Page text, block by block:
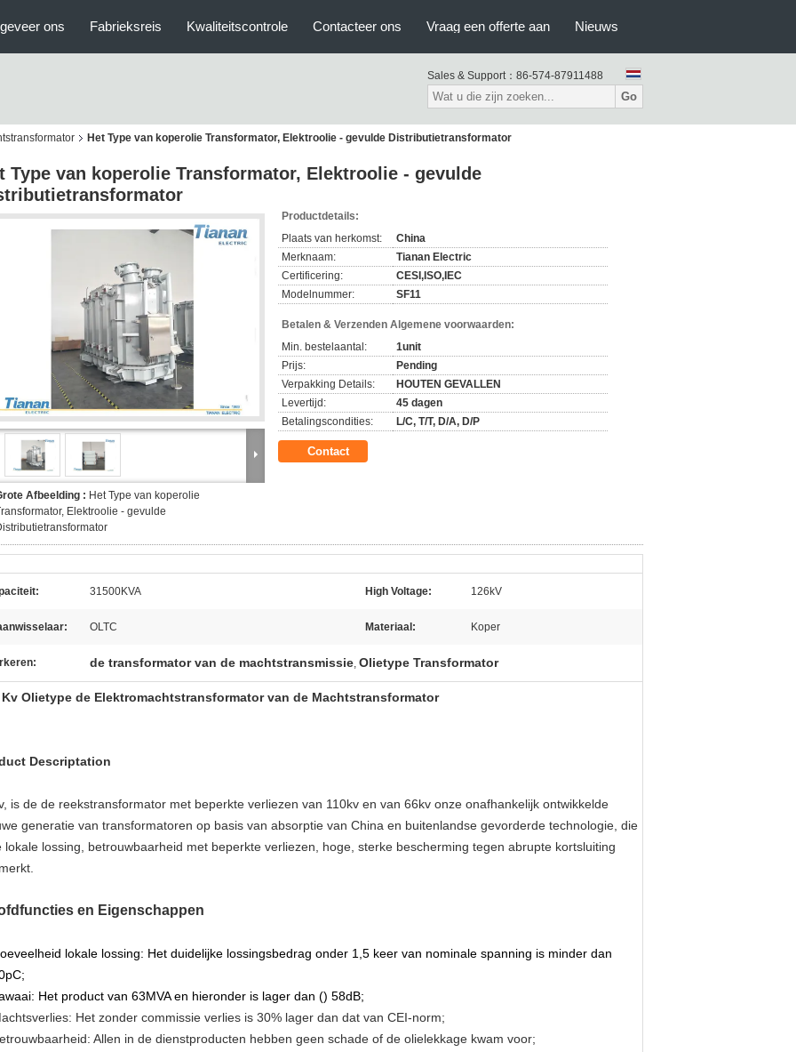
ons Fabrieksreis Kwaliteitscontrole Contacteer ons Vraag een offerte aan Nieuws
Sales & Support： 86-574-87911488
Go
Het Type van koperolie Transformator, Elektroolie - gevulde Distributietransformator
Type van koperolie Transformator, Elektroolie - gevulde
Afbeelding : Het Type van koperolie
Elektroolie - gevulde
Productdetails:
Plaats van herkomst:
China
Merknaam:
Tianan Electric
Certificering:
CESI,ISO,IEC
Modelnummer:
SF11
Betalen & Verzenden Algemene voorwaarden:
Min. bestelaantal:
1unit
Prijs:
Pending
Verpakking Details:
HOUTEN GEVALLEN
Levertijd:
45 dagen
Betalingscondities:
L/C, T/T, D/A, D/P
Contact
31500KVA High Voltage: 126kV
OLTC Materiaal: Koper
de transformator van de machtstransmissie, Olietype Transformator
Kv Olietype de Elektromachtstransformator van de Machtstransformator
Descriptation
is de de reekstransformator met beperkte verliezen van 110kv en van 66kv onze onafhankelijk ontwikkelde
generatie van transformatoren op basis van absorptie van China en buitenlandse gevorderde technologie, die
lokale lossing, betrouwbaarheid met beperkte verliezen, hoge, sterke bescherming tegen abrupte kortsluiting
en Eigenschappen
lokale lossing: Het duidelijke lossingsbedrag onder 1,5 keer van nominale spanning is minder dan
Het product van 63MVA en hieronder is lager dan () 58dB;
Het zonder commissie verlies is 30% lager dan dat van CEI-norm;
Allen in de dienstproducten hebben geen schade of de olielekkage kwam voor;